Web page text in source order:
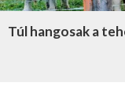
Túl hangosak a